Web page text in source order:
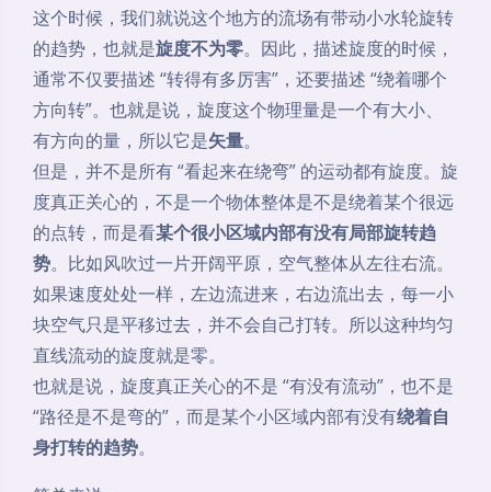
我们可以把旋度想象成水池里的漩涡。水池里出现一个
漩涡时，水流会绕着某个中心顺时针或者逆时针旋转。
如果我们在漩涡附近放一个很小的小水轮，它很可能会
被水流带着转起来。
如果水流是顺时针旋转，小水轮就顺时针转；
如果水流方向反了，小水轮的旋转方向也会反过来。
这个时候，我们就说这个地方的流场有带动小水轮旋转
的趋势，也就是旋度不为零。因此，描述旋度的时候，
通常不仅要描述 “转得有多厉害”，还要描述 “绕着哪个
方向转”。也就是说，旋度这个物理量是一个有大小、
有方向的量，所以它是矢量。
但是，并不是所有 “看起来在绕弯” 的运动都有旋度。旋
度真正关心的，不是一个物体整体是不是绕着某个很远